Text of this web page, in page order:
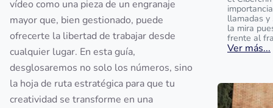
vídeo como una pieza de un engranaje
mayor que, bien gestionado, puede
ofrecerte la libertad de trabajar desde
cualquier lugar. En esta guía,
desglosaremos no solo los números, sino
la hoja de ruta estratégica para que tu
creatividad se transforme en una
llamadas y
la mira
frente al
Ver más...